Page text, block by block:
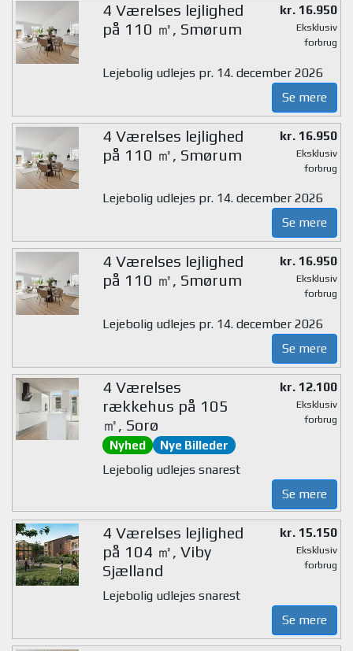
4 Værelses lejlighed
på 110 ㎡, Smørum
kr. 16.950
Eksklusiv
forbrug
Lejebolig udlejes pr. 14. december 2026
Se mere
4 Værelses lejlighed
på 110 ㎡, Smørum
kr. 16.950
Eksklusiv
forbrug
Lejebolig udlejes pr. 14. december 2026
Se mere
4 Værelses lejlighed
på 110 ㎡, Smørum
kr. 16.950
Eksklusiv
forbrug
Lejebolig udlejes pr. 14. december 2026
Se mere
4 Værelses
rækkehus på 105
㎡, Sorø
Nyhed Nye Billeder
kr. 12.100
Eksklusiv
forbrug
Lejebolig udlejes snarest
Se mere
4 Værelses lejlighed
på 104 ㎡, Viby
Sjælland
kr. 15.150
Eksklusiv
forbrug
Lejebolig udlejes snarest
Se mere